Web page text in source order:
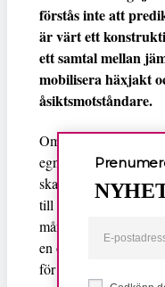
förstås inte att
är värt ett
ett samtal mellan
mobilisera häxjakt
åsiktsmotståndare.
Om kvinnorna som
egna ekonomiska,
skapas en miljö där
till tals. Maktbalansen
många goda krafter
en omfattande
för att förnedra